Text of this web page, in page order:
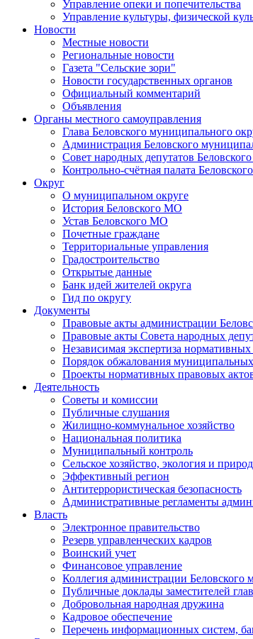
Управление опеки и попечительства
Управление культуры, физической
Новости
Местные новости
Региональные новости
Газета "Сельские зори"
Новости государственных органов
Официальный комментарий
Объявления
Органы местного самоуправления
Глава Беловского муниципального
Администрация Беловского
Совет народных депутатов
Контрольно-счётная палата
Округ
О муниципальном округе
История Беловского МО
Устав Беловского МО
Почетные граждане
Территориальные управления
Градостроительство
Открытые данные
Банк идей жителей округа
Гид по округу
Документы
Правовые акты администрации
Правовые акты Совета народных
Независимая экспертиза
Порядок обжалования
Проекты нормативных правовых
Деятельность
Советы и комиссии
Публичные слушания
Жилищно-коммунальное хозяйство
Национальная политика
Муниципальный контроль
Сельское хозяйство, экология и
Эффективный регион
Антитеррористическая безопасность
Административные регламенты
Власть
Электронное правительство
Резерв управленческих кадров
Воинский учет
Финансовое управление
Коллегия администрации Беловского
Публичные доклады заместителей
Добровольная народная дружина
Кадровое обеспечение
Перечень информационных систем,